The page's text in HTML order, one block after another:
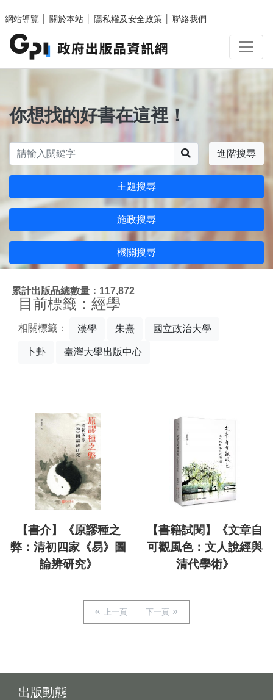
網站導覽
關於本站 隱私權及安全政策 聯絡我們
你想找的好書在這裡！
進階搜尋
主題搜尋
施政搜尋
機關搜尋
累計出版品總數量：117,872
目前標籤：經學
相關標籤： 漢學 朱熹 國立政治大學
卜卦 臺灣大學出版中心
【書介】《原謬種之
弊：清初四家《易》圖
論辨研究》
【書籍試閱】《文章自
可觀風色：文人說經與
清代學術》
上一頁 下一頁
出版動態